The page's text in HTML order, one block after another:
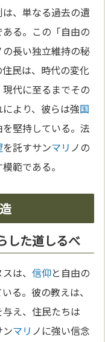
、単なる過去の遺
る。この「自由の
の長い独立維持の秘
住民は、時代の変化
代に至るまでその
より、彼らは強国
堅持している。法
を託すサンマリ ノの
範である。
した道しるべ
スは、信仰と自由の
る。彼の教えは、
与え、住民たちは
ンマリ ノに強い信念